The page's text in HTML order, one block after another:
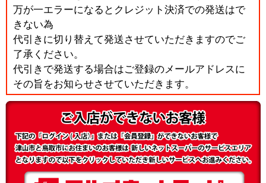
万が一エラーになるとクレジット決済での発送はで
きない為
代引きに切り替えて発送させていただきますのでご
了承ください。
代引きで発送する場合はご登録のメールアドレスに
その旨をお知らせさせていただきます。